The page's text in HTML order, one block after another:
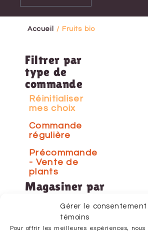
Gérer le consentement
témoins
Pour offrir les meilleures expériences, nous
Accueil / Fruits bio
Filtrer par
type de
commande
Commande
régulière
Précommande
- Vente de
plants
Réinitialiser
mes choix
Magasiner par
Réinitialiser
mes choix